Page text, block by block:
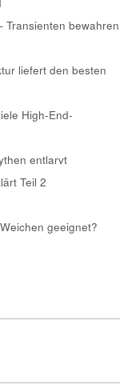
Transienten bewahren
liefert den besten
High-End-
entlarvt
Teil 2
geeignet?